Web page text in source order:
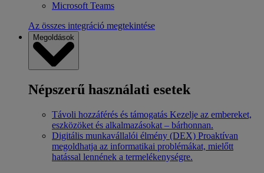
Microsoft Teams
Az összes integráció megtekintése
Megoldások
Népszerű használati esetek
Távoli hozzáférés és támogatás Kezelje az embereket,
eszközöket és alkalmazásokat – bárhonnan.
Digitális munkavállalói élmény (DEX) Proaktívan
megoldhatja az informatikai problémákat, mielőtt
hatással lennének a termelékenységre.